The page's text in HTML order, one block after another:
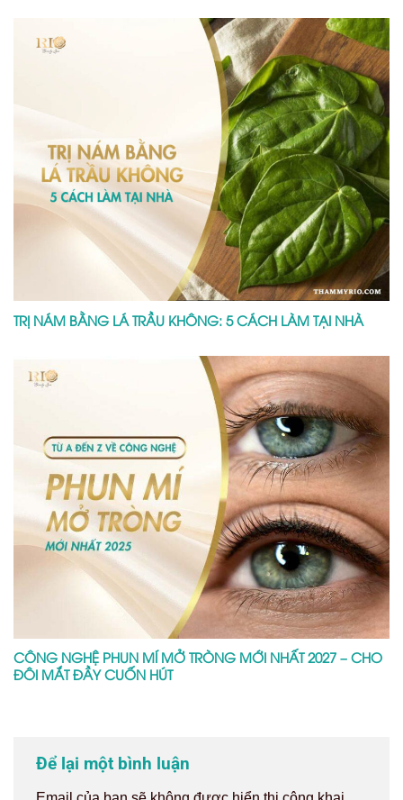
TRỊ NÁM BẰNG LÁ TRẦU KHÔNG: 5 CÁCH LÀM TẠI NHÀ
CÔNG NGHỆ PHUN MÍ MỞ TRÒNG MỚI NHẤT 2027 – CHO
ĐÔI MẮT ĐẦY CUỐN HÚT
Để lại một bình luận